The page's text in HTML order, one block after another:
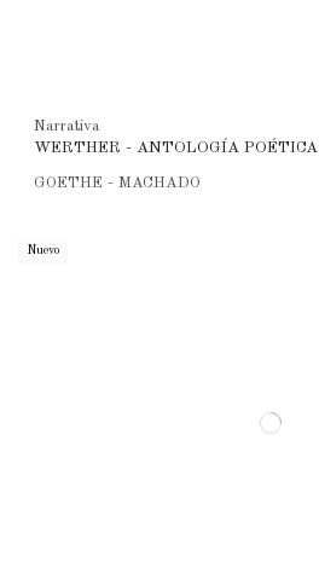
Narrativa
WERTHER - ANTOLOGÍA POÉTICA
GOETHE - MACHADO
Nuevo